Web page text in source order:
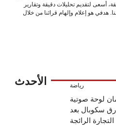
أسعى لتقديم تحليلات دقيقة وتقارير
هدفي هو إعلام وإلهام قرائنا من خلال
الأحدث رياضة
لوحة صوتية
سكوبال بعد
التجارة الرائجة